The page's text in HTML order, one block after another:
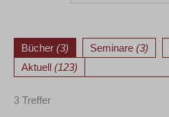
Bücher (3) Seminare (3)
Aktuell (123)
3 Treffer